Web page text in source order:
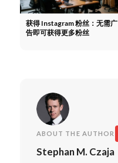
获得 Instagram 粉丝：无需广
告即可获得更多粉丝
ABOUT THE AUTHOR
Stephan M. Czaja